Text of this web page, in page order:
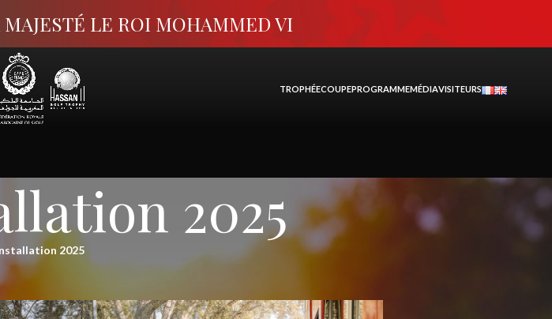
LE ROI MOHAMMED VI
TROPHÉECOUPEPROGRAMMEMÉDIAVISITEURS
2025
2025